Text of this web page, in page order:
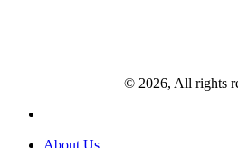
© 2026, All rights